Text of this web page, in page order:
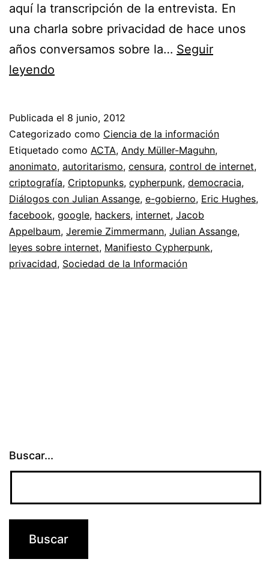
aquí la transcripción de la entrevista. En
una charla sobre privacidad de hace unos
años conversamos sobre la… Seguir
leyendo
Assange
sobre
privacidad,
ciberguerra
e
internet
Publicada el 8 junio, 2012
Categorizado como Ciencia de la información
Etiquetado como ACTA, Andy Müller-Maguhn,
anonimato, autoritarismo, censura, control de internet,
criptografía, Criptopunks, cypherpunk, democracia,
Diálogos con Julian Assange, e-gobierno, Eric Hughes,
facebook, google, hackers, internet, Jacob
Appelbaum, Jeremie Zimmermann, Julian Assange,
leyes sobre internet, Manifiesto Cypherpunk,
privacidad, Sociedad de la Información
Buscar...